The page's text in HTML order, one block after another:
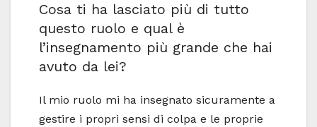
Cosa ti ha lasciato più di tutto
questo ruolo e qual è
l’insegnamento più grande che hai
avuto da lei?
Il mio ruolo mi ha insegnato sicuramente a
gestire i propri sensi di colpa e le proprie